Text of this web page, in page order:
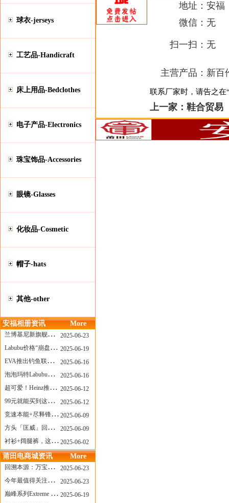
球衣-jerseys
工艺品-Handicraft
床上用品-Bedclothes
电子产品-Electronics
珠宝饰品-Accessories
眼镜-Glasses
化妆品-Cosmetic
帽子-hats
其他-other
安福相册资讯 More
兰博基尼新旗舰曝光？这台顶级超跑或将在8月登场
2025-06-23
Labubu价格“崩盘”？618当日泡泡玛特预售补货量超200W！
2025-06-19
EVA推出钓鱼联名套装，初号机也能当“假饵”？
2025-06-16
泡泡玛特Labubu新品发售上演“拳王争霸”......
2025-06-16
超可爱！Heinz推出星之卡比合作款番茄酱！
2025-06-12
99元就能买到这样颜值的太阳镜？优衣库夏季墨镜系列
2025-06-12
竞速本能+尽释锋芒——罗杰杜彼Roger+Dubuis王者竞速系列飞返计时码表燃擎赛道
2025-06-09
方头「匡威」回归！日系简约里的小心思
2025-06-09
衬衫+阔腿裤，这样穿美出新高度！
2025-06-02
莆田电商城资讯 More
回溯本源：万宝龙推出明星系列都市灰腕表新作
2025-06-23
今年最值得关注的AF1！KOBE x AF1 明日发售
2025-06-23
巅峰系列Extreme Diver潜水腕表与Revival Diver复刻版潜水腕表共同推出“暗影款”新作
2025-06-19
地址： 安福
微信： 无
扫一扫： 无
主营产品： 新百
联系厂家时，请告之在
上一家： 鞋合贸易